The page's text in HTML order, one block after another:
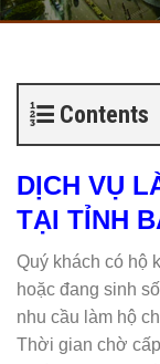
Contents
DỊCH VỤ
TẠI TỈNH
Quý khách có hộ
hoặc đang sinh
nhu cầu làm hộ
Thời gian chờ